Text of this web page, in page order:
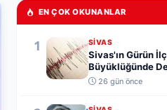
EN ÇOK OKUNANLAR
1 SIVAS
Sivas'ın Gürün
Büyüklüğünde
26 gün önce